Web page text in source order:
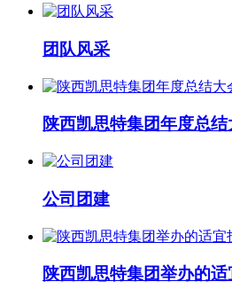
团队风采
陕西凯思特集团年度总结
公司团建
陕西凯思特集团举办的